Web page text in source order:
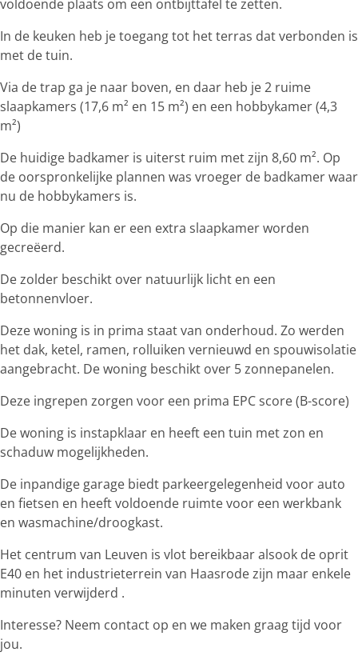
voldoende plaats om een ontbijttafel te zetten.
In de keuken heb je toegang tot het terras dat verbonden is
met de tuin.
Via de trap ga je naar boven, en daar heb je 2 ruime
slaapkamers (17,6 m² en 15 m²) en een hobbykamer (4,3
m²)
De huidige badkamer is uiterst ruim met zijn 8,60 m². Op
de oorspronkelijke plannen was vroeger de badkamer waar
nu de hobbykamers is.
Op die manier kan er een extra slaapkamer worden
gecreëerd.
De zolder beschikt over natuurlijk licht en een
betonnenvloer.
Deze woning is in prima staat van onderhoud. Zo werden
het dak, ketel, ramen, rolluiken vernieuwd en spouwisolatie
aangebracht. De woning beschikt over 5 zonnepanelen.
Deze ingrepen zorgen voor een prima EPC score (B-score)
De woning is instapklaar en heeft een tuin met zon en
schaduw mogelijkheden.
De inpandige garage biedt parkeergelegenheid voor auto
en fietsen en heeft voldoende ruimte voor een werkbank
en wasmachine/droogkast.
Het centrum van Leuven is vlot bereikbaar alsook de oprit
E40 en het industrieterrein van Haasrode zijn maar enkele
minuten verwijderd .
Interesse? Neem contact op en we maken graag tijd voor
jou.